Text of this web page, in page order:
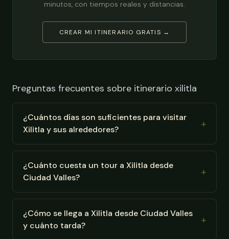
minutos, con tiempos reales y distancias.
CREAR MI ITINERARIO GRATIS →
Preguntas frecuentes sobre itinerario xilitla
¿Cuántos días son suficientes para visitar
Xilitla y sus alrededores?
¿Cuánto cuesta un tour a Xilitla desde
Ciudad Valles?
¿Cómo se llega a Xilitla desde Ciudad Valles
y cuánto tarda?